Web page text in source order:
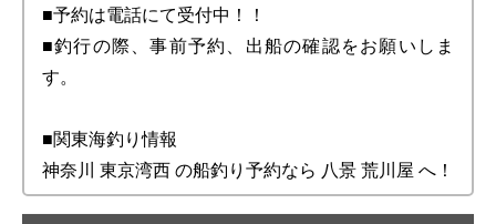
■予約は電話にて受付中！！
■釣行の際、事前予約、出船の確認をお願いしま
す。
■関東海釣り情報
神奈川 東京湾西 の船釣り予約なら 八景 荒川屋 へ！